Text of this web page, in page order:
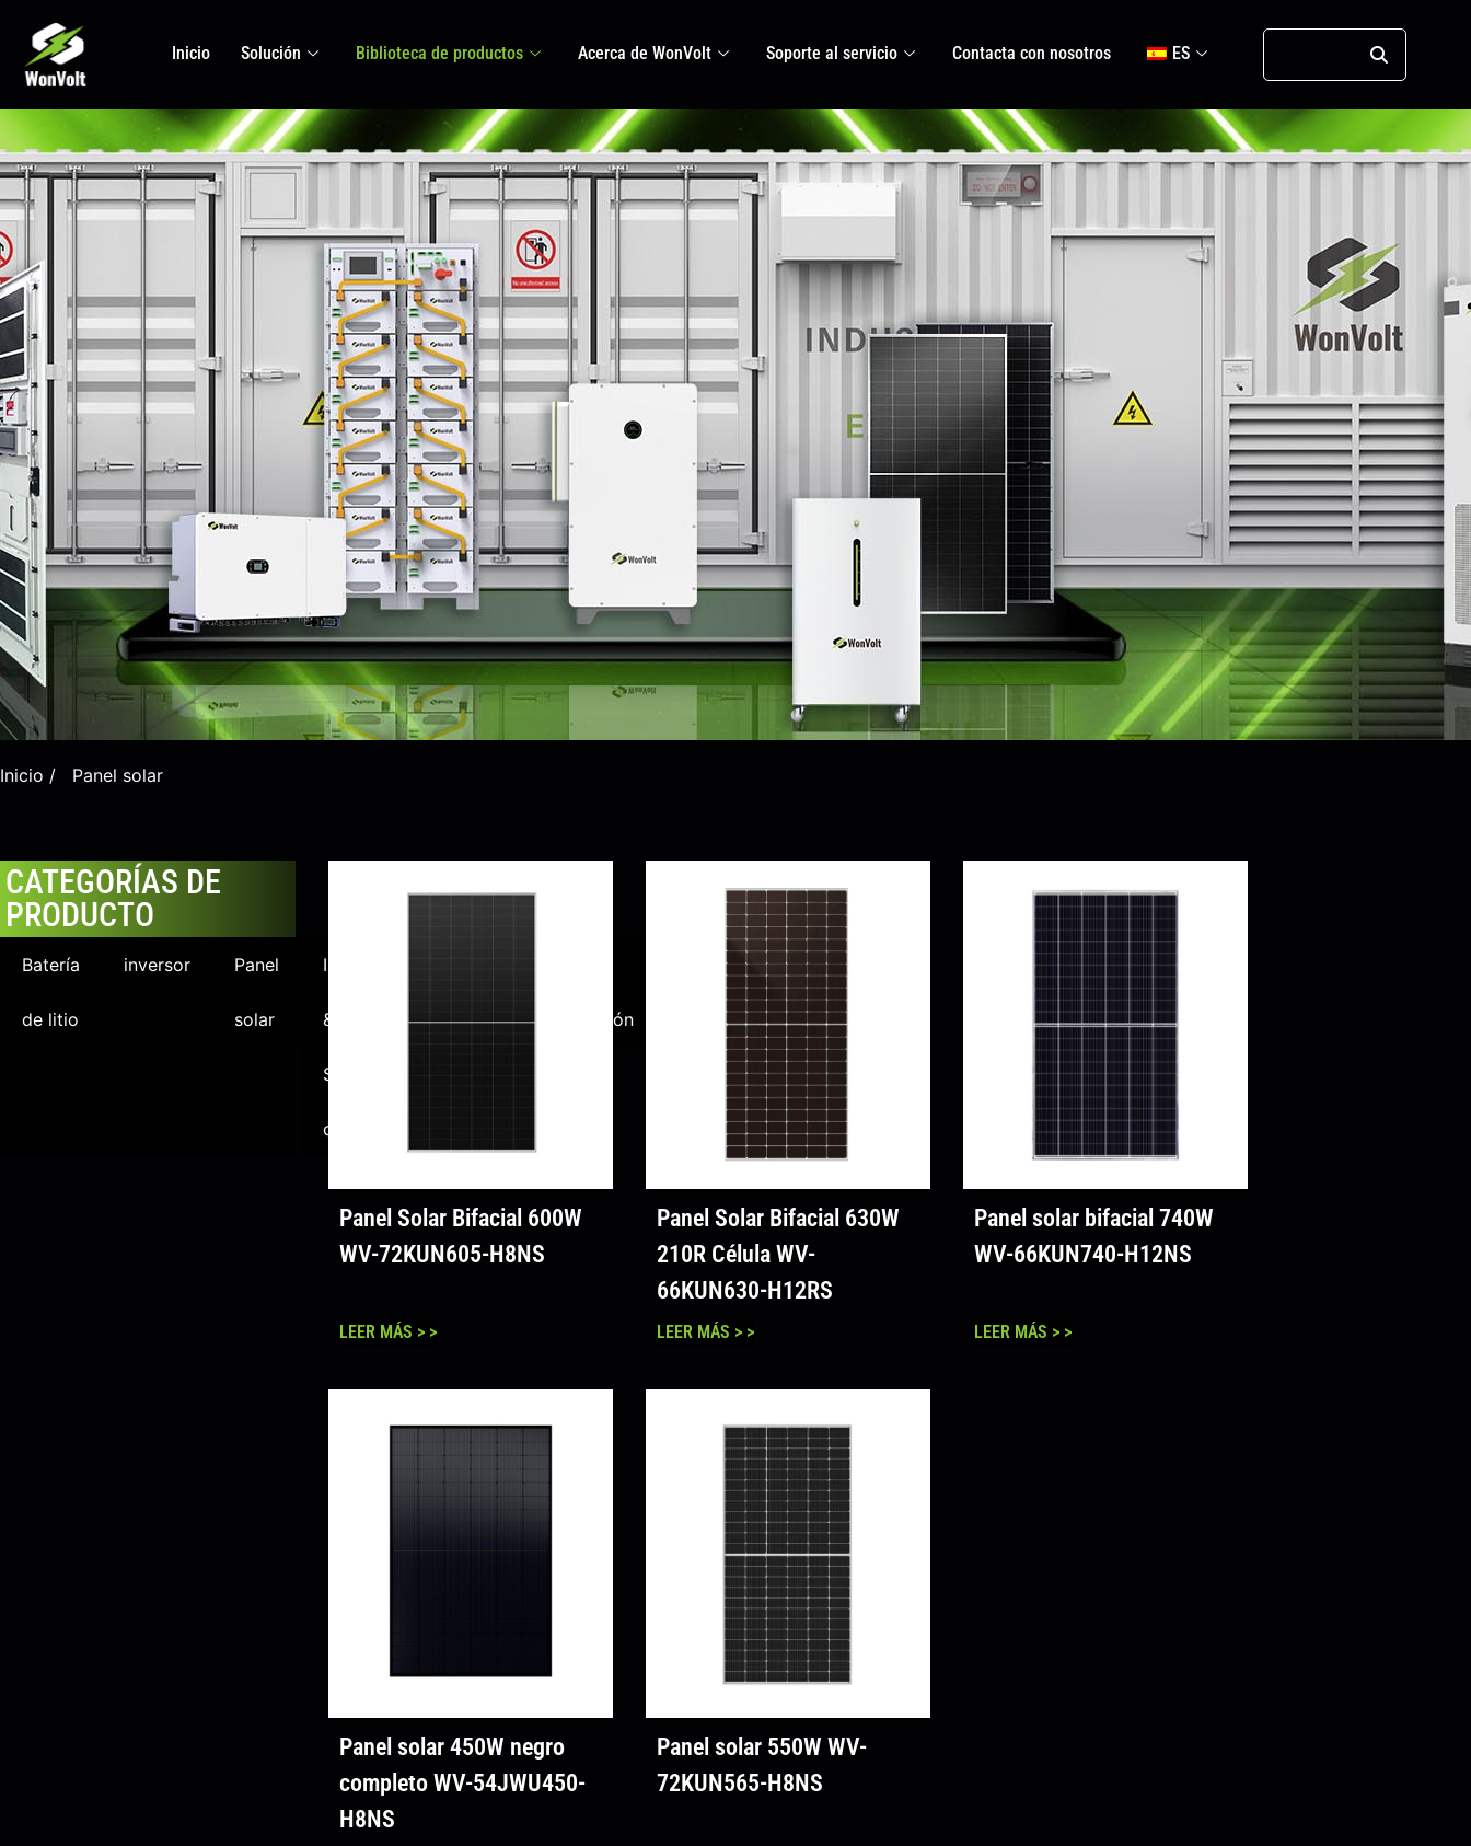
Inicio Solución Biblioteca de productos Acerca de WonVolt Soporte al servicio Contacta con nosotros ES
Inicio / Panel solar
CATEGORÍAS DE
PRODUCTO
Batería
de litio
inversor Panel
solar
Industrial
&
Solución
comercial
a escala Solución
Accesorios
Panel Solar Bifacial 600W
WV-72KUN605-H8NS
LEER MÁS > >
Panel Solar Bifacial 630W
210R Célula WV-
66KUN630-H12RS
LEER MÁS > >
Panel solar bifacial 740W
WV-66KUN740-H12NS
LEER MÁS > >
Panel solar 450W negro
completo WV-54JWU450-
H8NS
Panel solar 550W WV-
72KUN565-H8NS